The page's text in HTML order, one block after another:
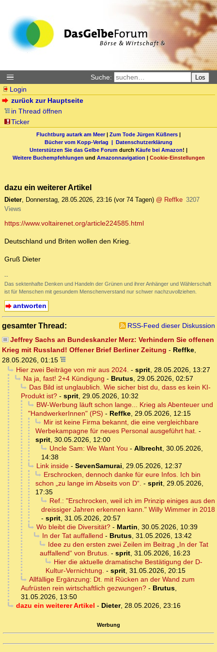
Suche: Los
Login
zurück zur Hauptseite
in Thread öffnen
Ticker
Fluchtburg autark am Meer| Zum Tode Jürgen Küßners |
Bücher vom Kopp-Verlag | Datenschutzerklärung
Unterstützen Sie das Gelbe Forum durch Käufe bei Amazon! |
Weitere Buchempfehlungen und Amazonnavigation | Cookie-Einstellungen
dazu ein weiterer Artikel
Dieter, Donnerstag, 28.05.2026, 23:16 (vor 74 Tagen) @ Reffke 3207
Views
https://www.voltairenet.org/article224585.html
Deutschland und Briten wollen den Krieg.
Gruß Dieter
--
Das sektenhafte Denken und Handeln der Grünen und ihrer Anhänger und Wählerschaft
ist für Menschen mit gesundem Menschenverstand nur schwer nachzuvollziehen.
antworten
gesamter Thread:
RSS-Feed dieser Diskussion
Jeffrey Sachs an Bundeskanzler Merz: Verhindern Sie offenen
Krieg mit Russland! Offener Brief Berliner Zeitung - Reffke,
28.05.2026, 01:15
Hier zwei Beiträge von mir aus 2024. - sprit, 28.05.2026, 13:27
Na ja, fast! 2+4 Kündigung - Brutus, 29.05.2026, 02:57
Das Bild ist unglaublich. Wie sicher bist du, dass es kein KI-
Produkt ist? - sprit, 29.05.2026, 10:32
BW-Werbung läuft schon lange... Krieg als Abenteuer und
"HandwerkerInnen" (PS) - Reffke, 29.05.2026, 12:15
Mir ist keine Firma bekannt, die eine vergleichbare
Werbekampagne für neues Personal ausgeführt hat. -
sprit, 30.05.2026, 12:00
Uncle Sam: We Want You - Albrecht, 30.05.2026,
14:38
Link inside- SevenSamurai, 29.05.2026, 12:37
Erschrocken, dennoch danke für eure Infos. Ich bin
schon „zu lange im Abseits von D“. - sprit, 29.05.2026,
17:35
Ref.: "Erschrocken, weil ich im Prinzip einiges aus den
dreissiger Jahren erkennen kann." Willy Wimmer in 2018
- sprit, 31.05.2026, 20:57
Wo bleibt die Diversität?- Martin, 30.05.2026, 10:39
In der Tat auffallend - Brutus, 31.05.2026, 13:42
Idee zu den ersten zwei Zeilen im Beitrag „In der Tat
auffallend“ von Brutus. - sprit, 31.05.2026, 16:23
Hier die aktuelle dramatische Bestätigung der D-
Kultur-Vernichtung. - sprit, 31.05.2026, 20:15
Allfällige Ergänzung: Dt. mit Rücken an der Wand zum
Aufrüsten rein wirtschaftlich gezwungen? - Brutus,
31.05.2026, 13:50
dazu ein weiterer Artikel - Dieter, 28.05.2026, 23:16
Werbung